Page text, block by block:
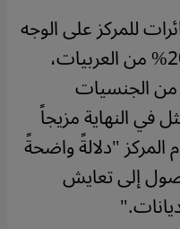
للمركز على الوجه
التالي: 40% من التركيات، 20% من العربيات،
و20% من الجنسيات
في النهاية مزيجاً
المركز "دلالةً واضحةً
إلى تعايش